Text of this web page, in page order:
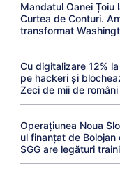
Mandatul Oanei Țoiu
Curtea de Conturi.
transformat
Cu digitalizare 12%
pe hackeri și
Zeci de mii de
Operațiunea Noua
ul finanțat de
SGG are legături